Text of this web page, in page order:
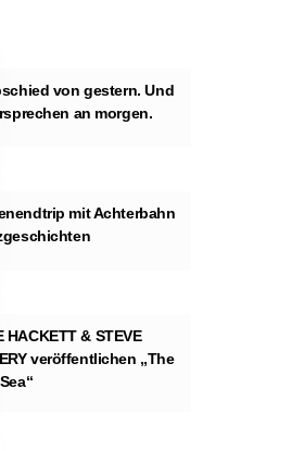
von gestern. Und
an morgen.
mit Achterbahn
HACKETT & STEVE
veröffentlichen „The